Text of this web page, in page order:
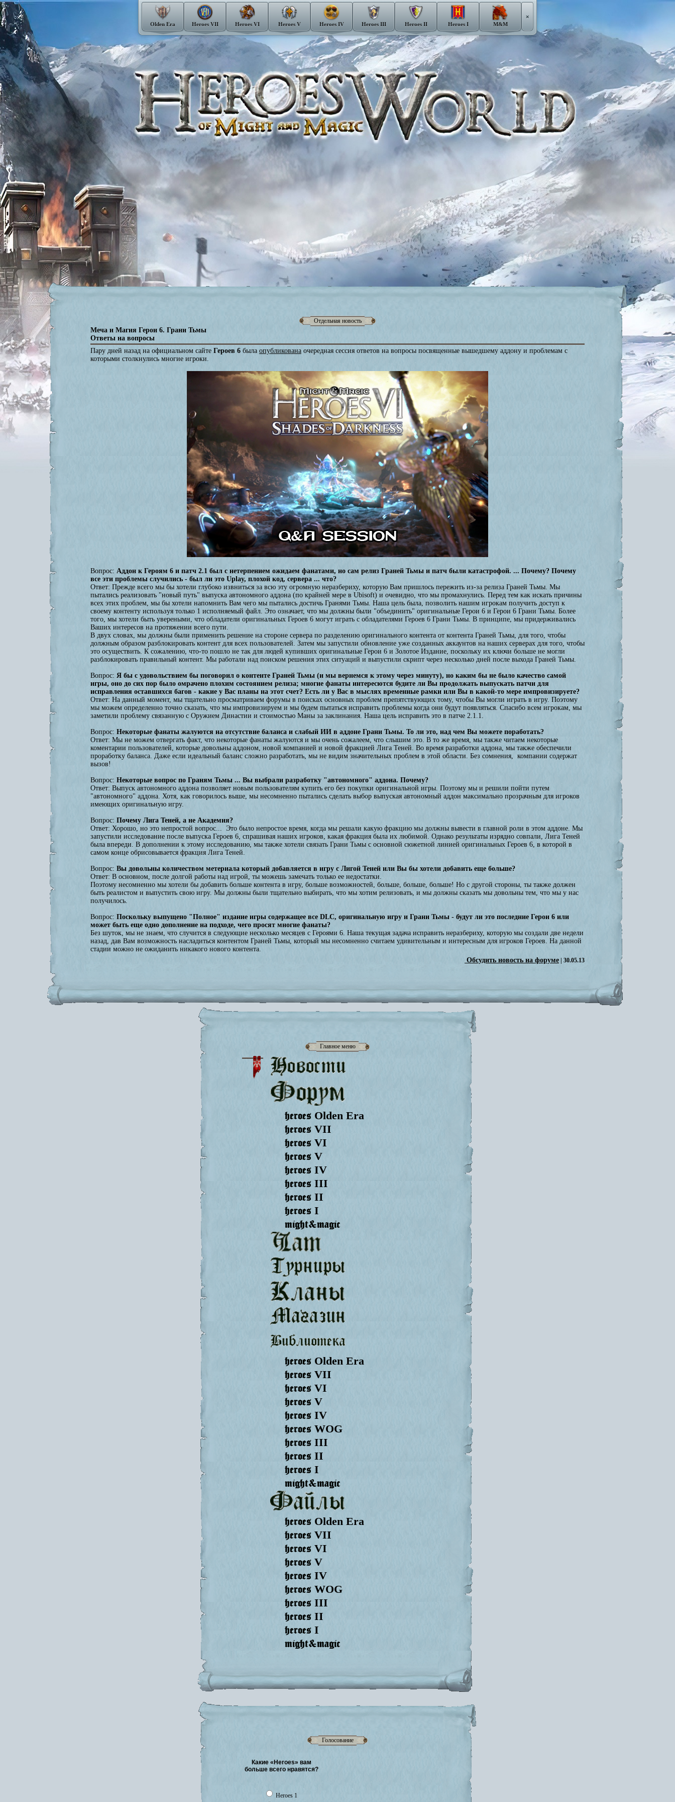
Olden Era Heroes VII Heroes VI Heroes V Heroes IV Heroes III Heroes II Heroes I M&M
×
Главное меню
heroes Olden Era
heroes VII
heroes VI
heroes V
heroes IV
heroes III
heroes II
heroes I
might&magic
heroes Olden Era
heroes VII
heroes VI
heroes V
heroes IV
heroes WOG
heroes III
heroes II
heroes I
might&magic
heroes Olden Era
heroes VII
heroes VI
heroes V
heroes IV
heroes WOG
heroes III
heroes II
heroes I
might&magic
Голосование
Какие «Heroes» вам
больше всего нравятся?
Heroes 1
Отдельная новость
Меча и Магия Герои 6. Грани Тьмы
Ответы на вопросы
Пару дней назад на официальном сайте Героев 6 была опубликована очередная сессия ответов на вопросы посвященные вышедшему аддону и проблемам с
которыми столкнулись многие игроки.
Вопрос: Аддон к Героям 6 и патч 2.1 был с нетерпением ожидаем фанатами, но сам релиз Граней Тьмы и патч были катастрофой. ... Почему? Почему
все эти проблемы случились - был ли это Uplay, плохой код, сервера ... что?
Ответ: Прежде всего мы бы хотели глубоко извниться за всю эту огромную неразбериху, которую Вам пришлось пережить из-за релиза Граней Тьмы. Мы
пытались реализовать "новый путь" выпуска автономного аддона (по крайней мере в Ubisoft) и очевидно, что мы промахнулись. Перед тем как искать причины
всех этих проблем, мы бы хотели напомнить Вам чего мы пытались достичь Гранями Тьмы. Наша цель была, позволить нашим игрокам получить доступ к
своему контенту используя только 1 исполняемый файл. Это означает, что мы должны были "объединить" оригинальные Герои 6 и Герои 6 Грани Тьмы. Более
того, мы хотели быть увереными, что обладатели оригинальных Героев 6 могут играть с обладателями Героев 6 Грани Тьмы. В принципе, мы придерживались
Ваших интересов на протяжении всего пути.
В двух словах, мы должны были применить решение на стороне сервера по разделению оригинального контента от контента Граней Тьмы, для того, чтобы
должным образом разблокировать контент для всех пользователей. Затем мы запустили обновление уже созданных аккаунтов на наших серверах для того, чтобы
это осуществить. К сожалению, что-то пошло не так для людей купивших оригинальные Герои 6 и Золотое Издание, поскольку их ключи больше не могли
разблокировать правильный контент. Мы работали над поиском решения этих ситуаций и выпустили скрипт через несколько дней после выхода Граней Тьмы.
Вопрос: Я бы с удовольствием бы поговорил о контенте Граней Тьмы (и мы вернемся к этому через минуту), но каким бы не было качество самой
игры, оно до сих пор было омрачено плохим состоянием релиза; многие фанаты интересются будите ли Вы продолжать выпускать патчи для
исправления оставшихся багов - какие у Вас планы на этот счет? Есть ли у Вас в мыслях временные рамки или Вы в какой-то мере импровизируете?
Ответ: На данный момент, мы тщательно просматриваем форумы в поисках основных проблем препятствующих тому, чтобы Вы могли играть в игру. Поэтому
мы можем определенно точно сказать, что мы импровизируем и мы будем пытаться исправить проблемы когда они будут появляться. Спасибо всем игрокам, мы
заметили проблему связанную с Оружием Династии и стоимостью Маны за заклинания. Наша цель исправить это в патче 2.1.1.
Вопрос: Некоторые фанаты жалуются на отсутствие баланса и слабый ИИ в аддоне Грани Тьмы. То ли это, над чем Вы можете поработать?
Ответ: Мы не можем отвергать факт, что некоторые фанаты жалуются и мы очень сожалеем, что слышим это. В то же время, мы также читаем некоторые
коментарии пользователей, которые довольны аддоном, новой компанией и новой фракцией Лига Теней. Во время разработки аддона, мы также обеспечили
проработку баланса. Даже если идеальный баланс сложно разработать, мы не видим значительных проблем в этой области. Без сомнения, компании содержат
вызов!
Вопрос: Некоторые вопрос по Граням Тьмы ... Вы выбрали разработку "автономного" аддона. Почему?
Ответ: Выпуск автономного аддона позволяет новым пользователям купить его без покупки оригинальной игры. Поэтому мы и решили пойти путем
"автономного" аддона. Хотя, как говорилось выше, мы несомненно пытались сделать выбор выпуская автономный аддон максимально прозрачным для игроков
имеющих оригинальную игру.
Вопрос: Почему Лига Теней, а не Академия?
Ответ: Хорошо, но это непростой вопрос... Это было непростое время, когда мы решали какую фракцию мы должны вывести в главной роли в этом аддоне. Мы
запустили исследование после выпуска Героев 6, спрашивая наших игроков, какая фракция была их любимой. Однако результаты изрядно совпали, Лига Теней
была впереди. В дополнении к этому исследованию, мы также хотели связать Грани Тьмы с основной сюжетной линией оригинальных Героев 6, в которой в
самом конце обрисовывается фракция Лига Теней.
Вопрос: Вы довольны количеством метериала который добавляется в игру с Лигой Теней или Вы бы хотели добавить еще больше?
Ответ: В основном, после долгой работы над игрой, ты можешь замечать только ее недостатки.
Поэтому несомненно мы хотели бы добавить больше контента в игру, больше возможностей, больше, больше, больше! Но с другой стороны, ты также должен
быть реалистом и выпустить свою игру. Мы должны были тщательно выбирать, что мы хотим релизовать, и мы должны сказать мы довольны тем, что мы у нас
получилось.
Вопрос: Поскольку выпущено "Полное" издание игры содержащее все DLC, оригинальную игру и Грани Тьмы - будут ли это последние Герои 6 или
может быть еще одно дополнение на подходе, чего просят многие фанаты?
Без шуток, мы не знаем, что случится в следующие несколько месяцев с Героями 6. Наша текущая задача исправить неразбериху, которую мы создали две недели
назад, дав Вам возможность насладиться контентом Граней Тьмы, который мы несомненно считаем удивительным и интересным для игроков Героев. На данной
стадии можно не ожиданить никакого нового контента.
Обсудить новость на форуме | 30.05.13